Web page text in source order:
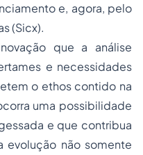
e, agora, pelo
(Sicx).
que a análise
e necessidades
o ethoscontido na
uma possibilidade
e que contribua
evolução não somente